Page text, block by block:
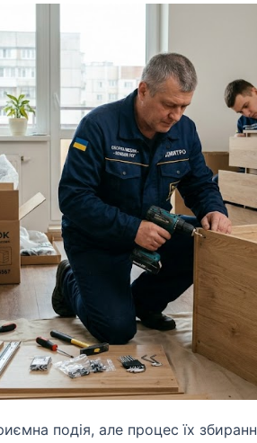
подія, але процес їх